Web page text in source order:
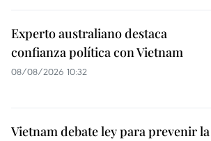
Experto australiano destaca
confianza política con Vietnam
08/08/2026 10:32
Vietnam debate ley para prevenir la